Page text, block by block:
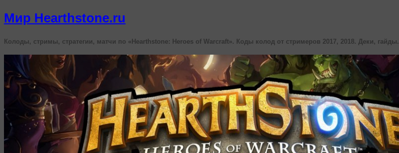
Мир Hearthstone.ru
Колоды, стримы, стратегии, матчи по «Hearthstone: Heroes of Warcraft». Коды колод от стримеров 2017, 2018. Деки, гайды.